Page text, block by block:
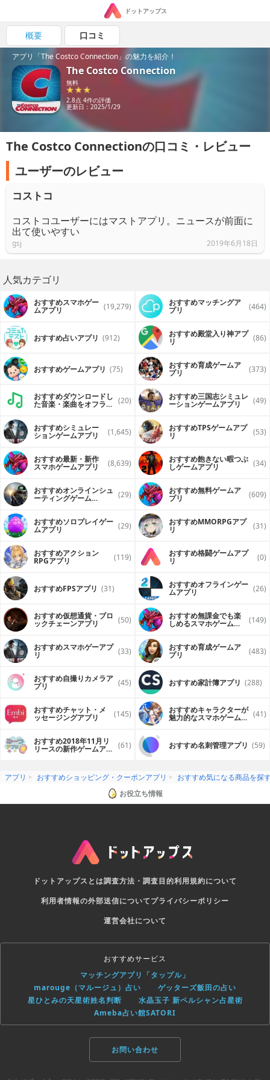
ドットアップス
概要 口コミ
アプリ「The Costco Connection」の魅力を紹介！
The Costco Connection
無料
2.8点 4件の評価
更新日：2025/1/29
The Costco Connectionの口コミ・レビュー
ユーザーのレビュー
コストコ
コストコユーザーにはマストアプリ。ニュースが前面に
出て使いやすい
gsj 2019年6月18日
人気カテゴリ
おすすめスマホゲー
ムアプリ (19,279) おすすめマッチングア
プリ (464)
おすすめ占いアプリ (912) おすすめ殿堂入り神アプ
リ (86)
おすすめゲームアプリ (75) おすすめ育成ゲームア
プリ (373)
おすすめダウンロードし
た音楽・楽曲をオフライ (20) おすすめ三国志シミュレ
ーションゲームアプリ (49)
おすすめシミュレー
ションゲームアプリ (1,645) おすすめTPSゲームアプ
リ (53)
おすすめ最新・新作
スマホゲームアプリ (8,639) おすすめ飽きない暇つぶ
しゲームアプリ (34)
おすすめオンラインシュ
ーティングゲーム (29) おすすめ無料ゲームア
プリ (609)
おすすめソロプレイゲー
ムアプリ (29) おすすめ MMORPGアプ
リ (31)
おすすめアクション
RPGアプリ (119) おすすめ格闘ゲームアプ
リ (0)
おすすめFPSアプリ (31) おすすめオフラインゲー
ムアプリ (26)
おすすめ仮想通貨・ブロ
ックチェーンアプリ (50) おすすめ無課金でも楽
しめるスマホゲームア (149)
おすすめスマホゲーアプ
リ (33) おすすめ育成ゲームア
プリ (483)
おすすめ自撮りカメラア
プリ (45) おすすめ家計簿アプリ (288)
おすすめチャット・メ
ッセージングアプリ (145) おすすめキャラクターが
魅力的なスマホゲームア (41)
おすすめ2018年11月リ
リースの新作ゲームアプ (61) おすすめ名刺管理アプリ (59)
アプリ おすすめショッピング・クーポンアプリ
おすすめ気になる商品を探
お役立ち情報
ドットアップスとは調査方法・調査目的利用規約について
利用者情報の外部送信についてプライバシーポリシー
運営会社について
おすすめサービス
マッチングアプリ「タップル」
marouge（マルージュ）占い
ゲッターズ飯田の占い
星ひとみの天星術姓名判断
水晶玉子 新ペルシャン占星術
Ameba占い館SATORI
お問い合わせ